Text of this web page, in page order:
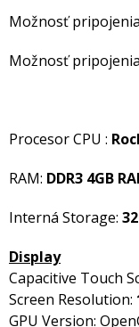
Možnosť
Možnosť
Procesor CPU :
RAM: DDR3 4GB
Interná Storage:
Display
Capacitive Touch
Screen Resolution:
GPU Version: